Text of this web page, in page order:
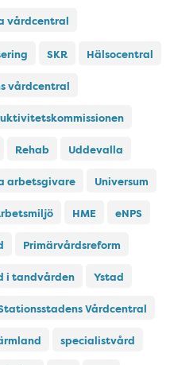
vårdcentral
SKR Hälsocentral
vårdcentral
Rehab Uddevalla
arbetsgivare Universum
HME eNPS
Primärvårdsreform
i tandvården Ystad
Vårdcentral
specialistvård